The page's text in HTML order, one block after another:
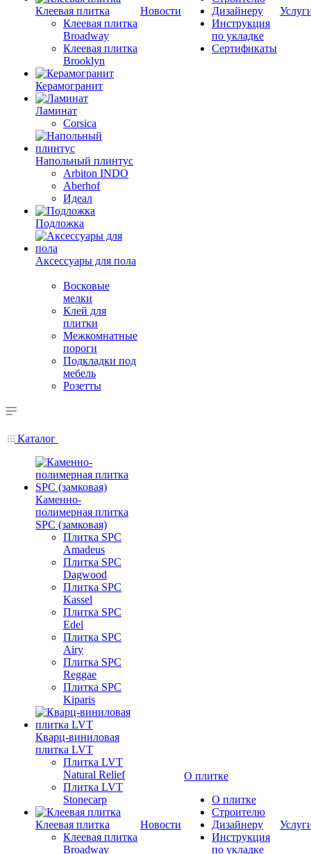
Клеевая плитка
Клеевая плитка
Broadway
Клеевая плитка
Brooklyn
Керамогранит
Ламинат
Corsica
Напольный плинтус
Arbiton INDO
Aberhof
Идеал
Подложка
Аксессуары для пола
Восковые
мелки
Клей для
плитки
Межкомнатные
пороги
Подкладки под
мебель
Розетты
Новости
Дизайнеру
Инструкция
по укладке
Сертификаты
Каталог
Каменно-
полимерная плитка
SPC (замковая)
Плитка SPC
Amadeus
Плитка SPC
Dagwood
Плитка SPC
Kassel
Плитка SPC
Edel
Плитка SPC
Airy
Плитка SPC
Reggae
Плитка SPC
Kiparis
Кварц-виниловая
плитка LVT
Плитка LVT
Natural Relief
Плитка LVT
Stonecarp
Клеевая плитка
Клеевая плитка
Broadway
Новости
О плитке
О плитке
Строителю
Дизайнеру
Инструкция
по укладке